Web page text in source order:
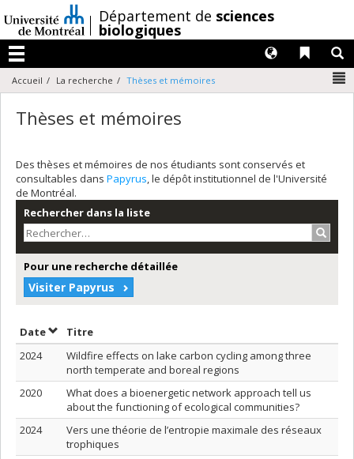
au
contenu
/Département de sciences
biologiques
Menu
Liens
Langues
Accueil La recherche Thèses et mémoires
Thèses et mémoires
Des thèses et mémoires de nos étudiants sont conservés et
consultables dans Papyrus, le dépôt institutionnel de l'Université
de Montréal.
Rechercher dans la liste
Pour une recherche détaillée
Visiter Papyrus
DateTrier par date en ordre décroissant
Titre
2024
Wildfire effects on lake carbon cycling among three
north temperate and boreal regions
2020
What does a bioenergetic network approach tell us
about the functioning of ecological communities?
2024
Vers une théorie de l’entropie maximale des réseaux
trophiques